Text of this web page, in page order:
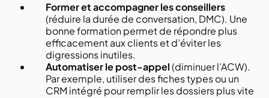
Former et accompagner les conseillers
(réduire la durée de conversation, DMC). Une
bonne formation permet de répondre plus
efficacement aux clients et d’éviter les
digressions inutiles.
Automatiser le post-appel(diminuer l’ACW).
Par exemple, utiliser des fiches types ou un
CRM intégré pour remplir les dossiers plus vite